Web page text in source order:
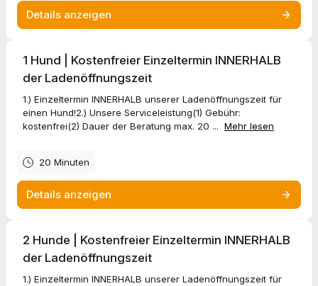
Details anzeigen
1 Hund | Kostenfreier Einzeltermin INNERHALB
der Ladenöffnungszeit
1.) Einzeltermin INNERHALB unserer Ladenöffnungszeit für
einen Hund!2.) Unsere Serviceleistung(1) Gebühr:
kostenfrei(2) Dauer der Beratung max. 20 ... Mehr lesen
20 Minuten
Details anzeigen
2 Hunde | Kostenfreier Einzeltermin INNERHALB
der Ladenöffnungszeit
1.) Einzeltermin INNERHALB unserer Ladenöffnungszeit für